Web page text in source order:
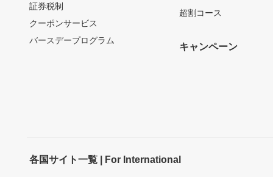
証券税制
クーポンサービス
バースデープログラム
超割コース
キャンペーン
各国サイト一覧 | For International